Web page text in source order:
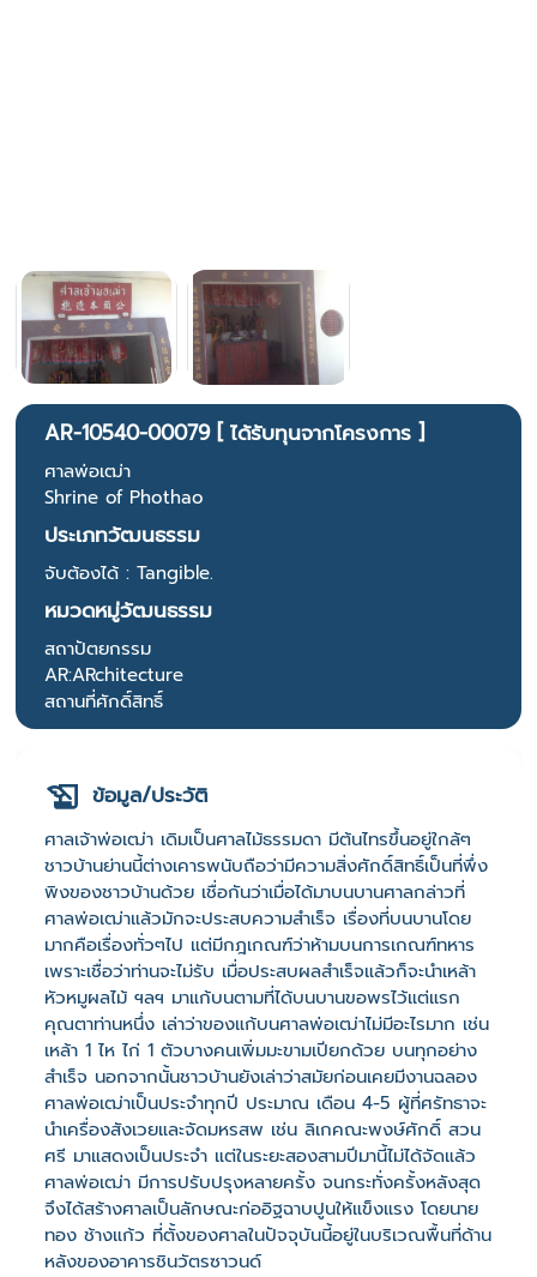
AR-10540-00079 [ ได้รับทุนจากโครงการ ]
ศาลพ่อเฒ่า
Shrine of Phothao
ประเภทวัฒนธรรม
จับต้องได้ : Tangible.
หมวดหมู่วัฒนธรรม
สถาปัตยกรรม
AR:ARchitecture
สถานที่ศักดิ์สิทธิ์
ข้อมูล/ประวัติ
ศาลเจ้าพ่อเฒ่า เดิมเป็นศาลไม้ธรรมดา มีต้นไทรขึ้นอยู่ใกล้ๆ
ชาวบ้านย่านนี้ต่างเคารพนับถือว่ามีความสิ่งศักดิ์สิทธิ์เป็นที่พึ่ง
พิงของชาวบ้านด้วย เชื่อกันว่าเมื่อได้มาบนบานศาลกล่าวที่
ศาลพ่อเฒ่าแล้วมักจะประสบความสำเร็จ เรื่องที่บนบานโดย
มากคือเรื่องทั่วๆไป แต่มีกฎเกณฑ์ว่าห้ามบนการเกณฑ์ทหาร
เพราะเชื่อว่าท่านจะไม่รับ เมื่อประสบผลสำเร็จแล้วก็จะนำเหล้า
หัวหมูผลไม้ ฯลฯ มาแก้บนตามที่ได้บนบานขอพรไว้แต่แรก
คุณตาท่านหนึ่ง เล่าว่าของแก้บนศาลพ่อเฒ่าไม่มีอะไรมาก เช่น
เหล้า 1 ไห ไก่ 1 ตัวบางคนเพิ่มมะขามเปียกด้วย บนทุกอย่าง
สำเร็จ นอกจากนั้นชาวบ้านยังเล่าว่าสมัยก่อนเคยมีงานฉลอง
ศาลพ่อเฒ่าเป็นประจำทุกปี ประมาณ เดือน 4-5 ผู้ที่ศรัทธาจะ
นำเครื่องสังเวยและจัดมหรสพ เช่น ลิเกคณะพงษ์ศักดิ์ สวน
ศรี มาแสดงเป็นประจำ แต่ในระยะสองสามปีมานี้ไม่ได้จัดแล้ว
ศาลพ่อเฒ่า มีการปรับปรุงหลายครั้ง จนกระทั่งครั้งหลังสุด
จึงได้สร้างศาลเป็นลักษณะก่ออิฐฉาบปูนให้แข็งแรง โดยนาย
ทอง ช้างแก้ว ที่ตั้งของศาลในปัจจุบันนี้อยู่ในบริเวณพื้นที่ด้าน
หลังของอาคารชินวัตรซาวนด์